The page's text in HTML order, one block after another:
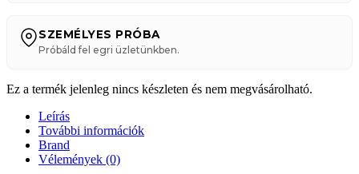
SZEMÉLYES PRÓBA
Próbáld fel egri üzletünkben.
Ez a termék jelenleg nincs készleten és nem megvásárolható.
Leírás
További információk
Brand
Vélemények (0)